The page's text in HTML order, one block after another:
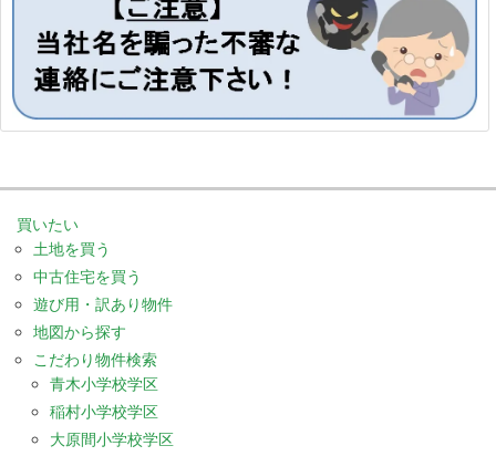
買いたい
土地を買う
中古住宅を買う
遊び用・訳あり物件
地図から探す
こだわり物件検索
青木小学校学区
稲村小学校学区
大原間小学校学区